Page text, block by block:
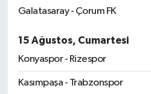
Galatasaray - Çorum FK
15 Ağustos, Cumartesi
Konyaspor - Rizespor
Kasımpaşa - Trabzonspor